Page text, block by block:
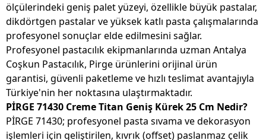
ölçülerindeki geniş palet yüzeyi, özellikle büyük pastalar,
dikdörtgen pastalar ve yüksek katlı pasta çalışmalarında
profesyonel sonuçlar elde edilmesini sağlar.
Profesyonel pastacılık ekipmanlarında uzman Antalya
Coşkun Pastacılık, Pirge ürünlerini orijinal ürün
garantisi, güvenli paketleme ve hızlı teslimat avantajıyla
Türkiye'nin her noktasına ulaştırmaktadır.
PİRGE 71430 Creme Titan Geniş Kürek 25 Cm Nedir?
PİRGE 71430; profesyonel pasta sıvama ve dekorasyon
işlemleri için geliştirilen, kıvrık (offset) paslanmaz çelik